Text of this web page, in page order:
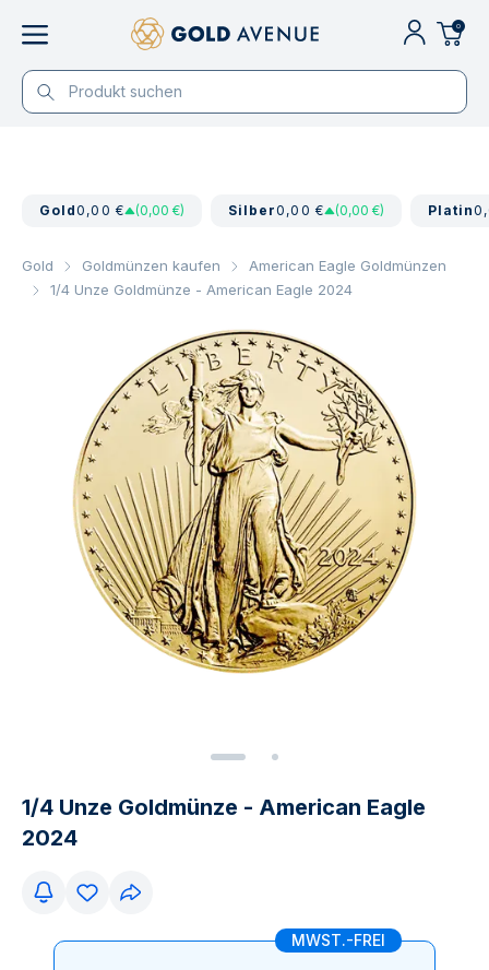
0
Gold0,00 € (0,00 €) Silber0,00 € (0,00 €) Platin
Gold Goldmünzen kaufen
American Eagle Goldmünzen
1/4 Unze Goldmünze - American Eagle 2024
1/4 Unze Goldmünze - American Eagle
2024
MWST.-FREI